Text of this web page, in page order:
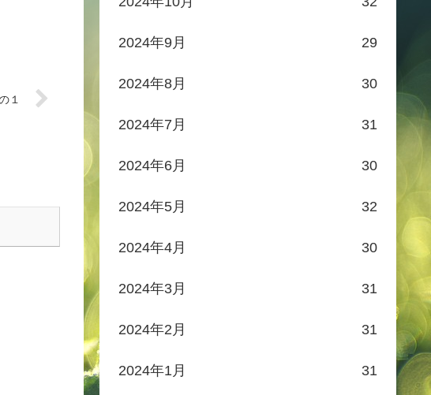
１
2024年9月 29
2024年8月 30
2024年7月 31
2024年6月 30
2024年5月 32
2024年4月 30
2024年3月 31
2024年2月 31
2024年1月 31